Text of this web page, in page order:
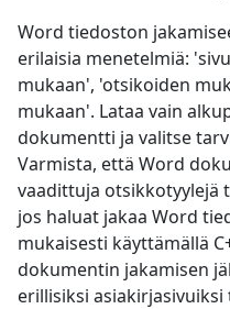
Word tiedoston
erilaisia menetelmiä:
mukaan', 'otsikoiden
mukaan'. Lataa vain
dokumentti ja valitse
Varmista, että Word
vaadittuja otsikkotyylejä
jos haluat jakaa Word
mukaisesti käyttämällä
dokumentin jakamisen
erillisiksi